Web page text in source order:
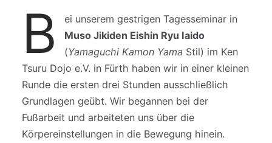
B
ei unserem gestrigen Tagesseminar in
Muso Jikiden Eishin Ryu Iaido
(Yamaguchi Kamon Yama Stil) im Ken
Tsuru Dojo e.V. in Fürth haben wir in einer kleinen
Runde die ersten drei Stunden ausschließlich
Grundlagen geübt. Wir begannen bei der
Fußarbeit und arbeiteten uns über die
Körpereinstellungen in die Bewegung hinein.